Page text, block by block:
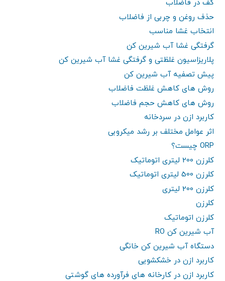
کف در فاضلاب
حذف روغن و چربی از فاضلاب
انتخاب غشا مناسب
گرفتگی غشا آب شیرین کن
پلاریزاسیون غلظتی و گرفتگی غشا آب شیرین کن
پیش تصفیه آب شیرین کن
روش های کاهش غلظت فاضلاب
روش های کاهش حجم فاضلاب
کاربرد ازن در سردخانه
اثر عوامل مختلف بر رشد میکروبی
ORP چیست؟
کلرزن 200 لیتری اتوماتیک
کلرزن 500 لیتری اتوماتیک
کلرزن 200 لیتری
کلرزن
کلرزن اتوماتیک
آب شیرین کن RO
دستگاه آب شیرین کن خانگی
کاربرد ازن در خشکشویی
کاربرد ازن در کارخانه های فرآورده های گوشتی